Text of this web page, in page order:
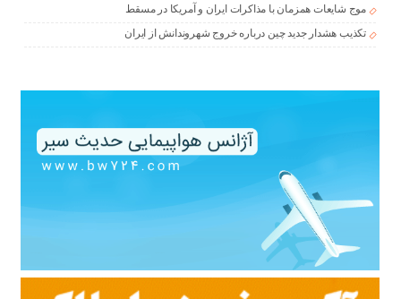
موج شایعات همزمان با مذاکرات ایران و آمریکا در مسقط
تکذیب هشدار جدید چین درباره خروج شهروندانش از ایران